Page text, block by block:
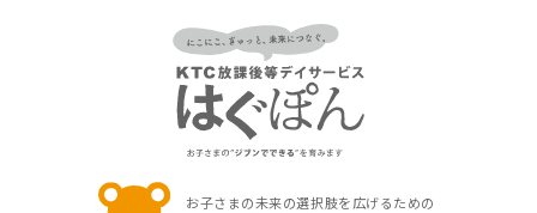
お子さまの未来の選択肢を広げるための